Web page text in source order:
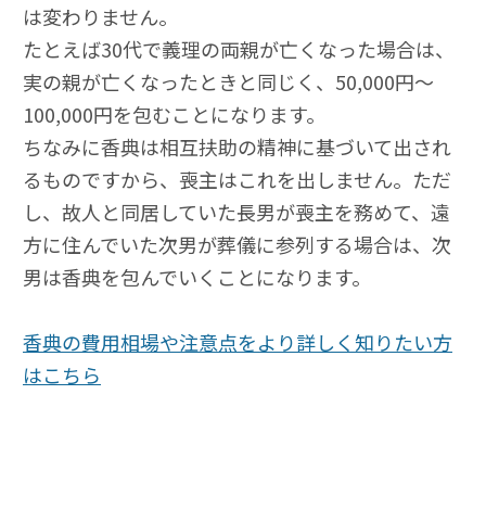
は変わりません。
たとえば30代で義理の両親が亡くなった場合は、
実の親が亡くなったときと同じく、50,000円～
100,000円を包むことになります。
ちなみに香典は相互扶助の精神に基づいて出され
るものですから、喪主はこれを出しません。ただ
し、故人と同居していた長男が喪主を務めて、遠
方に住んでいた次男が葬儀に参列する場合は、次
男は香典を包んでいくことになります。
香典の費用相場や注意点をより詳しく知りたい方
はこちら